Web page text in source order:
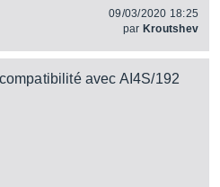
09/03/2020 18:25
par Kroutshev
avec AI4S/192